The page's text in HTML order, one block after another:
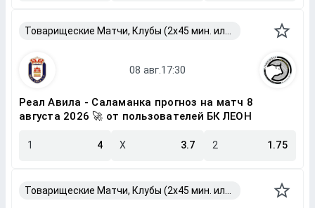
Реал Авила - Саламанка прогноз на матч 8
августа 2026 🚀 от пользователей БК ЛЕОН
1 4 X 3.7 2 1.75